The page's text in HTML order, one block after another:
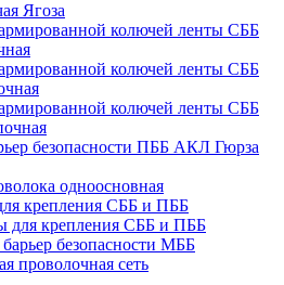
Ягоза
колючей ленты СББ
колючей ленты СББ
колючей ленты СББ
безопасности ПББ АКЛ Гюрза
одноосновная
крепления СББ и ПББ
для крепления СББ и ПББ
безопасности МББ
проволочная сеть